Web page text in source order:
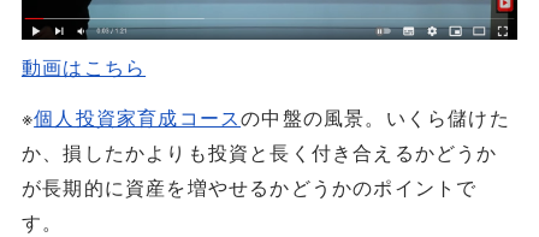
動画はこちら
※個人投資家育成コースの中盤の風景。いくら儲けた
か、損したかよりも投資と長く付き合えるかどうか
が長期的に資産を増やせるかどうかのポイントで
す。